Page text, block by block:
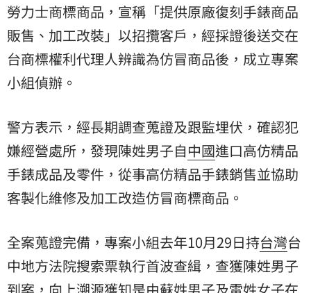
勞力士商標商品，宣稱「提供原廠復刻手錶商品
販售、加工改裝」以招攬客戶，經採證後送交在
台商標權利代理人辨識為仿冒商品後，成立專案
小組偵辦。
警方表示，經長期調查蒐證及跟監埋伏，確認犯
嫌經營處所，發現陳姓男子自中國進口高仿精品
手錶成品及零件，從事高仿精品手錶銷售並協助
客製化維修及加工改造仿冒商標商品。
全案蒐證完備，專案小組去年10月29日持台灣台
中地方法院搜索票執行首波查緝，查獲陳姓男子